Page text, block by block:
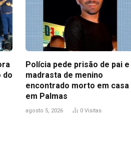
do
Polícia pede prisão de pai e
madrasta de menino
encontrado morto em casa
em Palmas
agosto 5, 2026 0 Visitas